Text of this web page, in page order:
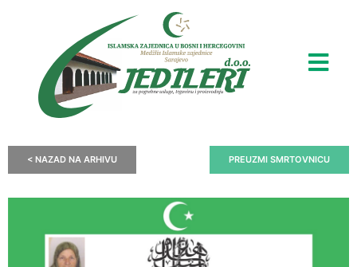
< NAZAD NA ARHIVU PREUZMI SMRTOVNICU